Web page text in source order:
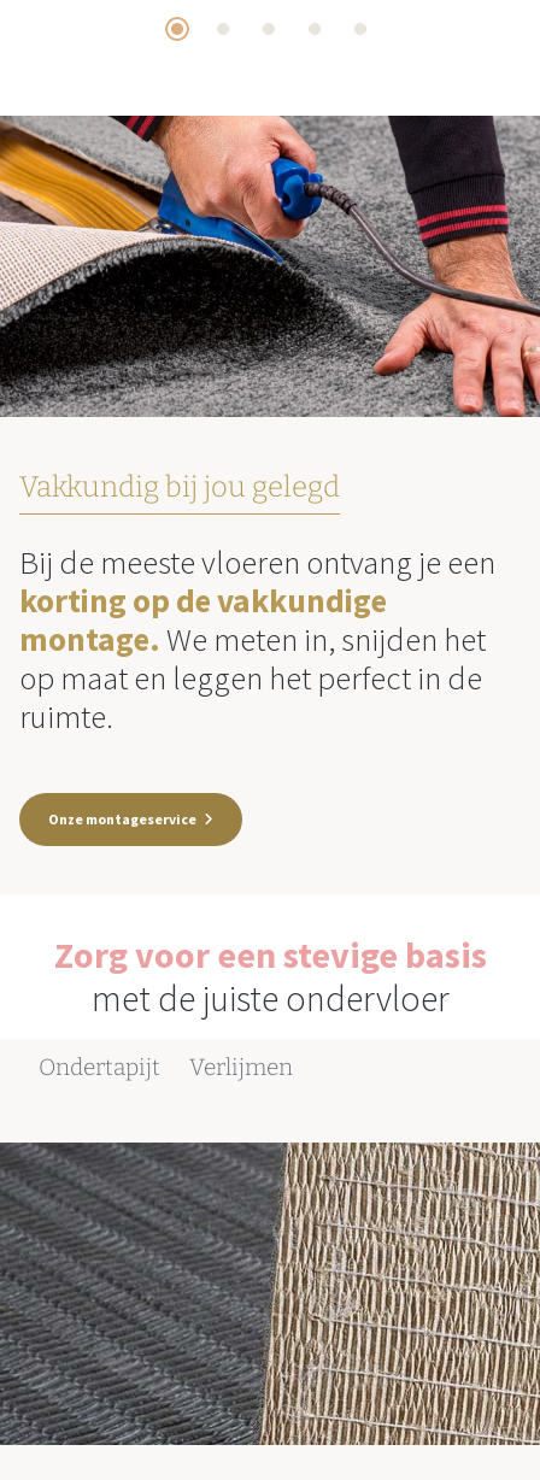
Vakkundig bij jou gelegd
Bij de meeste vloeren ontvang je een
korting op de vakkundige
montage. We meten in, snijden het
op maat en leggen het perfect in de
ruimte.
Onze montageservice
Zorg voor een stevige basis
met de juiste ondervloer
Ondertapijt Verlijmen